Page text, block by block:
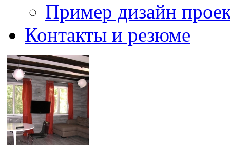
Пример дизайн
Контакты и резюме